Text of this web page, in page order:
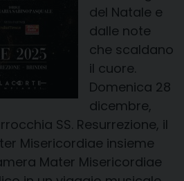
del Natale e
dalle note
che scaldano
il cuore.
Domenica 28
dicembre,
SS. Resurrezione, il
Misericordiae insieme
Mater Misericordiae